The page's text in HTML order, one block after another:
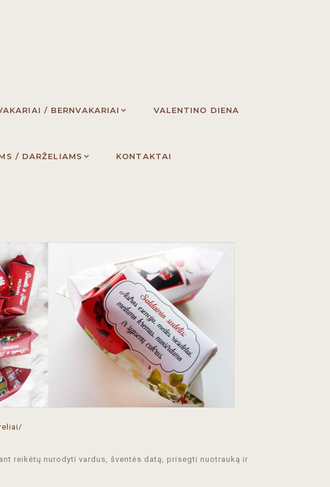
/ BERNVAKARIAI VALENTINO DIENA
/ DARŽELIAMS KONTAKTAI
reikėtų nurodyti vardus, šventės datą, prisegti nuotrauką ir